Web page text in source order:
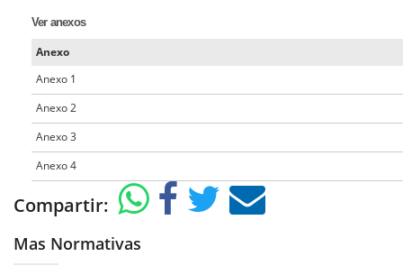
Ver anexos
Anexo
Anexo 1
Anexo2
Anexo3
Anexo4
Compartir:
Mas Normativas